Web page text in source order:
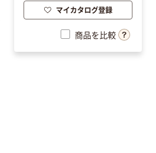
マイカタログ登録
商品を比較